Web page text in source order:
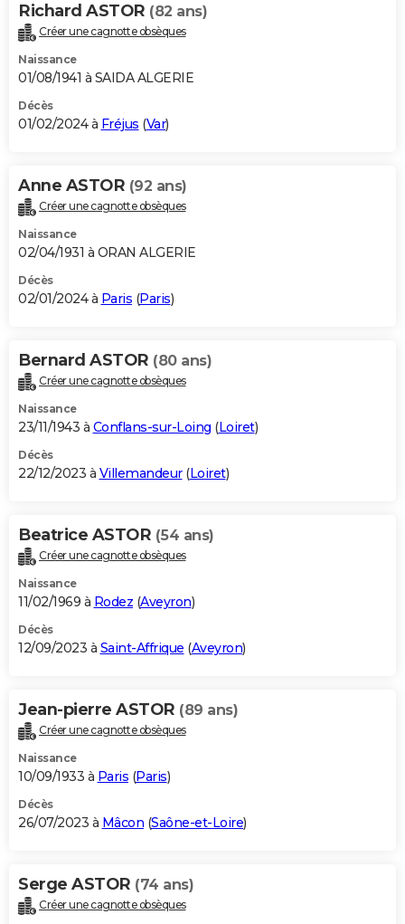
Richard ASTOR (82 ans)
Créer une cagnotte obsèques
Naissance
01/08/1941 à SAIDA ALGERIE
Décès
01/02/2024 à Fréjus (Var)
Anne ASTOR (92 ans)
Créer une cagnotte obsèques
Naissance
02/04/1931 à ORAN ALGERIE
Décès
02/01/2024 à Paris (Paris)
Bernard ASTOR (80 ans)
Créer une cagnotte obsèques
Naissance
23/11/1943 à Conflans-sur-Loing (Loiret)
Décès
22/12/2023 à Villemandeur(Loiret)
Beatrice ASTOR (54 ans)
Créer une cagnotte obsèques
Naissance
11/02/1969 à Rodez (Aveyron)
Décès
12/09/2023 à Saint-Affrique (Aveyron)
Jean-pierre ASTOR (89 ans)
Créer une cagnotte obsèques
Naissance
10/09/1933 à Paris (Paris)
Décès
26/07/2023 à Mâcon (Saône-et-Loire)
Serge ASTOR (74 ans)
Créer une cagnotte obsèques